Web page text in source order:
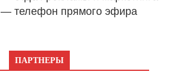
— телефон прямого эфира
ПАРТНЕРЫ